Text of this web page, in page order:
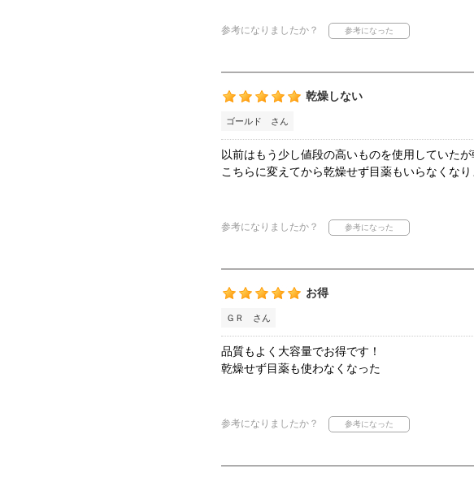
参考になりましたか？
乾燥しない
ゴールド さん
以前はもう少し値段の高いものを使用していたが
こちらに変えてから乾燥せず目薬もいらなくなり
参考になりましたか？
お得
ＧＲ さん
品質もよく大容量でお得です！
乾燥せず目薬も使わなくなった
参考になりましたか？